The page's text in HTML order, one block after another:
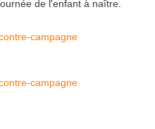
de l'enfant à naître.